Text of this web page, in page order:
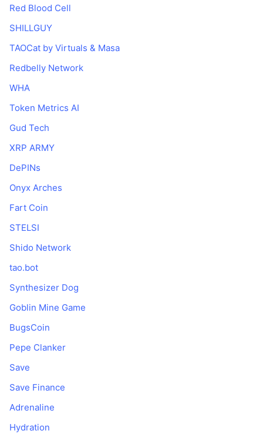
Red Blood Cell
SHILLGUY
TAOCat by Virtuals & Masa
Redbelly Network
WHA
Token Metrics AI
Gud Tech
XRP ARMY
DePINs
Onyx Arches
Fart Coin
STELSI
Shido Network
tao.bot
Synthesizer Dog
Goblin Mine Game
BugsCoin
Pepe Clanker
Save
Save Finance
Adrenaline
Hydration